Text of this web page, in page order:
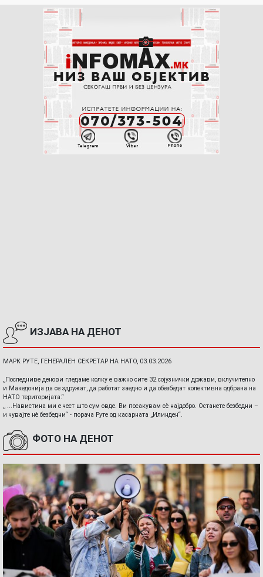
ИЗЈАВА НА ДЕНОТ
МАРК РУТЕ, ГЕНЕРАЛЕН СЕКРЕТАР НА НАТО, 03.03.2026
„Последниве денови гледаме колку е важно сите 32 сојузнички држави, вклучително
и Македонија да се здружат, да работат заедно и да обезбедат колективна одбрана на
НАТО територијата.“
„ ...Навистина ми е чест што сум овде. Ви посакувам сè најдобро. Останете безбедни –
и чувајте нè безбедни“ - порача Руте од касарната „Илинден“.
ФОТО НА ДЕНОТ